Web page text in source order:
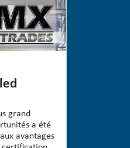
grand
a été
avantages